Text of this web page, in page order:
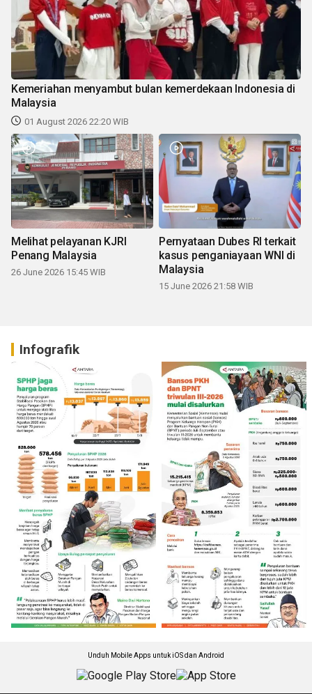
Kemeriahan menyambut bulan kemerdekaan Indonesia di
Malaysia
01 August 2026 22:20 WIB
Melihat pelayanan KJRI
Penang Malaysia
26 June 2026 15:45 WIB
Pernyataan Dubes RI terkait
kasus penganiayaan WNI di
Malaysia
15 June 2026 21:58 WIB
Infografik
Unduh Mobile Apps untuk iOS dan Android